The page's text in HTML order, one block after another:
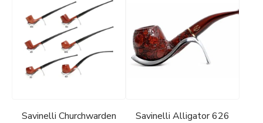
Savinelli Churchwarden
Savinelli Alligator 626